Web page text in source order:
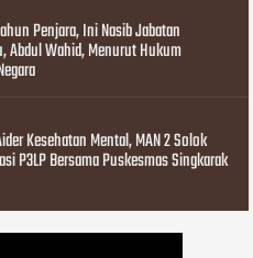
Penjara, Ini Nasib Jabatan
Abdul Wahid, Menurut Hukum
Kesehatan Mental, MAN 2 Solok
P3LP Bersama Puskesmas Singkarak